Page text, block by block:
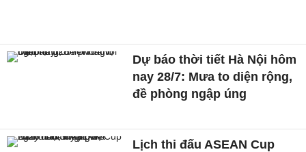
Dự báo thời tiết Hà Nội hôm
nay 28/7: Mưa to diện rộng,
đề phòng ngập úng
Lịch thi đấu ASEAN Cup